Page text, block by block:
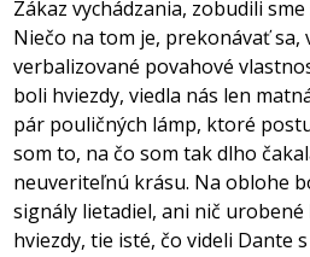
Zákaz vychádzania, zobudili
Niečo na tom je, prekonávať sa,
verbalizované povahové
boli hviezdy, viedla nás len
pár pouličných lámp, ktoré
som to, na čo som tak dlho
neuveriteľnú krásu. Na oblohe
signály lietadiel, ani nič
hviezdy, tie isté, čo videli Dante